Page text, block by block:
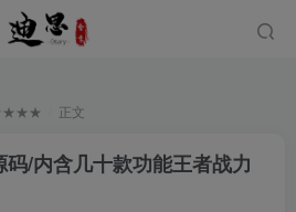
正文
/内含几十款功能王者战力